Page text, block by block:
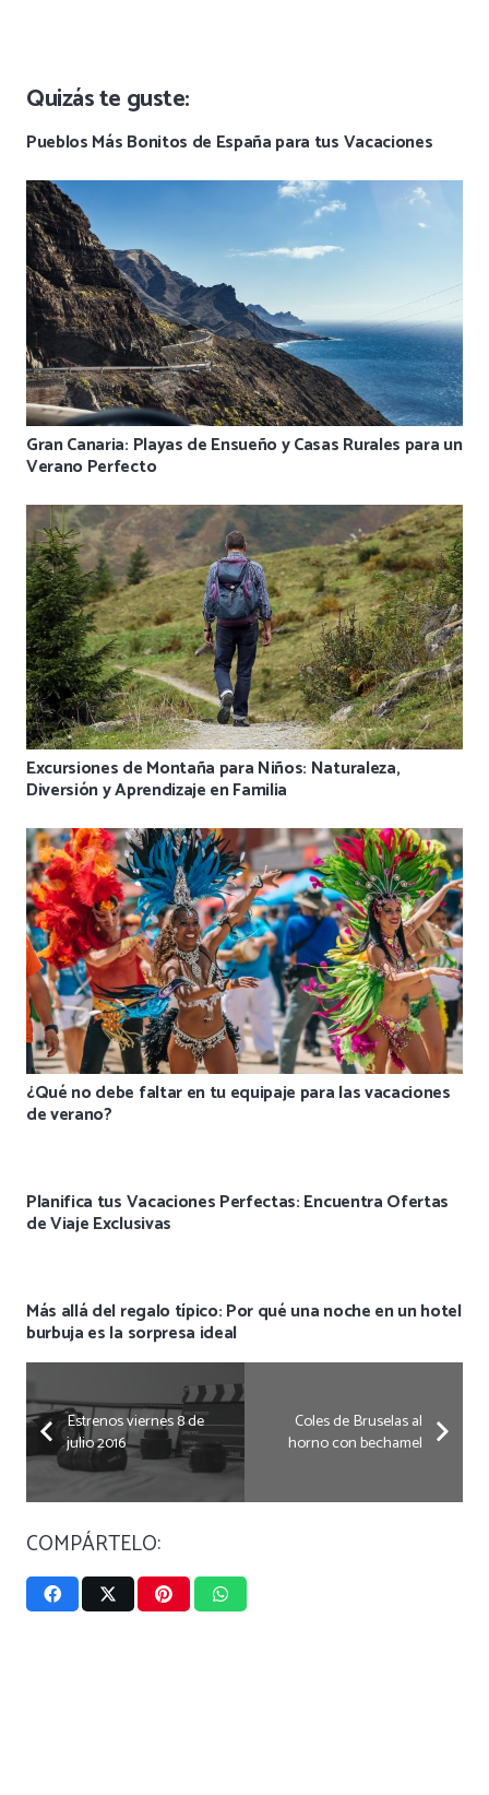
Quizás te guste:
Pueblos Más Bonitos de España para tus Vacaciones
Gran Canaria: Playas de Ensueño y Casas Rurales para un
Verano Perfecto
Excursiones de Montaña para Niños: Naturaleza,
Diversión y Aprendizaje en Familia
¿Qué no debe faltar en tu equipaje para las vacaciones
de verano?
Planifica tus Vacaciones Perfectas: Encuentra Ofertas
de Viaje Exclusivas
Más allá del regalo típico: Por qué una noche en un hotel
burbuja es la sorpresa ideal
Estrenos viernes 8 de
julio 2016
Coles de Bruselas al
horno con bechamel
COMPÁRTELO: